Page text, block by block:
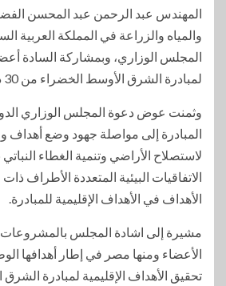
المهندس عبد الرحمن عبد المحسن
والمياه والزراعة في المملكة العربية
المجلس الوزاري، وبمشاركة السادة
لمبادرة الشرق الأوسط الخضراء من 30 دولة.
وثمنت عوض دعوة المجلس الوزاري
المبادرة إلى مواصلة جهود وضع
لاستصلاح الأراضي وتنمية الغطاء
الاتفاقيات البيئية المتعددة الأطراف
الأهداف في الأهداف الإقليمية للمبادرة.
مشيرة إلى اشادة المجلس بالمشروعات
الأعضاء ومنها مصر في إطار أهدافها
تحقيق الأهداف الإقليمية لمبادرة